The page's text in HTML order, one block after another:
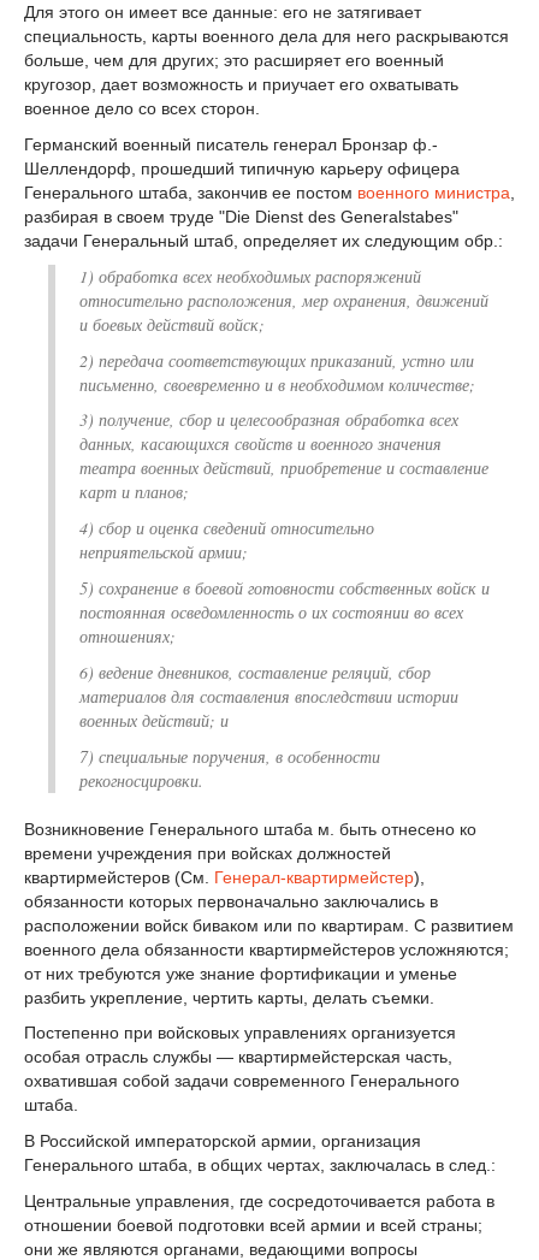
Для этого он имеет все данные: его не затягивает
специальность, карты военного дела для него раскрываются
больше, чем для других; это расширяет его военный
кругозор, дает возможность и приучает его охватывать
военное дело со всех сторон.
Германский военный писатель генерал Бронзар ф.-
Шеллендорф, прошедший типичную карьеру офицера
Генерального штаба, закончив ее постом военного министра
разбирая в своем труде "Die Dienst des Generalstabes"
задачи Генеральный штаб, определяет их следующим обр.:
1) обработка всех необходимых распоряжений
относительно расположения, мер охранения, движений
и боевых действий войск;
2) передача соответствующих приказаний, устно или
письменно, своевременно и в необходимом количестве;
3) получение, сбор и целесообразная обработка всех
данных, касающихся свойств и военного значения
театра военных действий, приобретение и составление
карт и планов;
4) сбор и оценка сведений относительно
неприятельской армии;
5) сохранение в боевой готовности собственных войск и
постоянная осведомленность о их состоянии во всех
отношениях;
6) ведение дневников, составление реляций, сбор
материалов для составления впоследствии истории
военных действий; и
7) специальные поручения, в особенности
рекогносцировки.
Возникновение Генерального штаба м. быть отнесено ко
времени учреждения при войсках должностей
квартирмейстеров (См. Генерал-квартирмейстер),
обязанности которых первоначально заключались в
расположении войск биваком или по квартирам. С развитием
военного дела обязанности квартирмейстеров усложняются;
от них требуются уже знание фортификации и уменье
разбить укрепление, чертить карты, делать съемки.
Постепенно при войсковых управлениях организуется
особая отрасль службы — квартирмейстерская часть,
охватившая собой задачи современного Генерального
штаба.
В Российской императорской армии, организация
Генерального штаба, в общих чертах, заключалась в след.:
Центральные управления, где сосредоточивается работа в
отношении боевой подготовки всей армии и всей страны;
они же являются органами, ведающими вопросы